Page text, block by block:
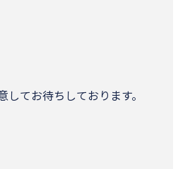
てお待ちしております。